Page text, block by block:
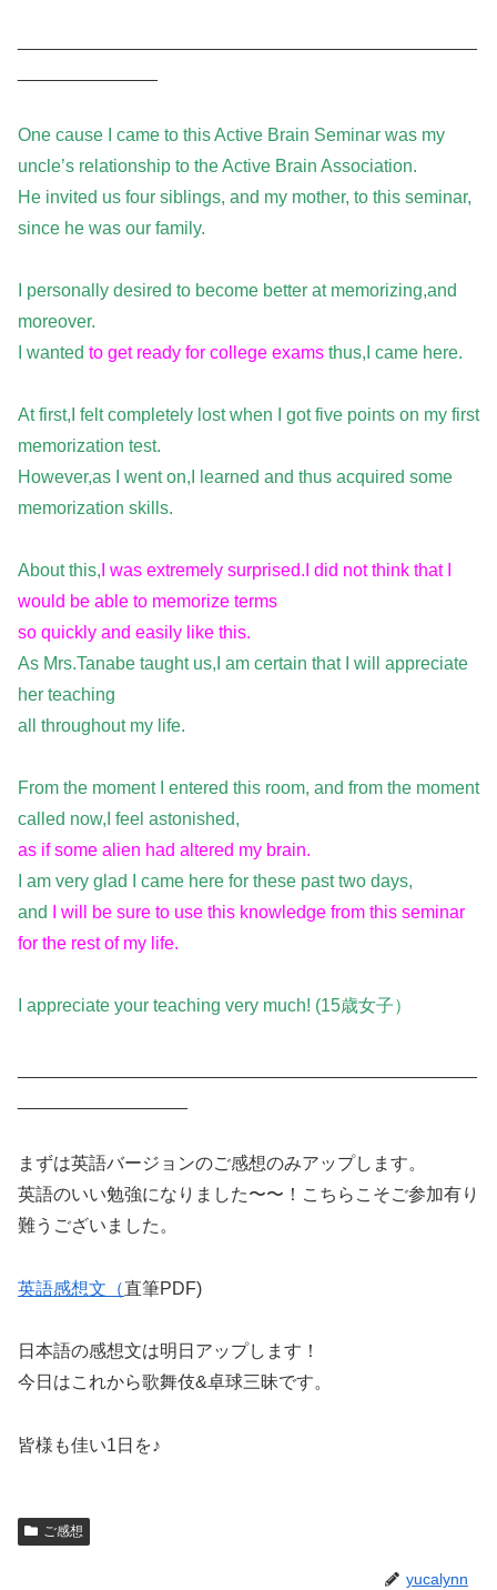
One cause I came to this Active Brain Seminar was my
uncle’s relationship to the Active Brain Association.
He invited us four siblings, and my mother, to this seminar,
since he was our family.
I personally desired to become better at memorizing,and
moreover.
I wanted to get ready for college exams thus,I came here.
At first,I felt completely lost when I got five points on my first
memorization test.
However,as I went on,I learned and thus acquired some
memorization skills.
About this, I was extremely surprised.I did not think that I
would be able to memorize terms
so quickly and easily like this.
As Mrs.Tanabe taught us,I am certain that I will appreciate
her teaching
all throughout my life.
From the moment I entered this room, and from the moment
called now,I feel astonished,
as if some alien had altered my brain.
I am very glad I came here for these past two days,
and
I will be sure to use this knowledge from this seminar
for the rest of my life.
I appreciate your teaching very much! (15歳女子）
まずは英語バージョンのご感想のみアップします。
英語のいい勉強になりました〜〜！こちらこそご参加有り
難うございました。
英語感想文（直筆PDF)
日本語の感想文は明日アップします！
今日はこれから歌舞伎&卓球三昧です。
皆様も佳い1日を♪
ご感想
yucalynn